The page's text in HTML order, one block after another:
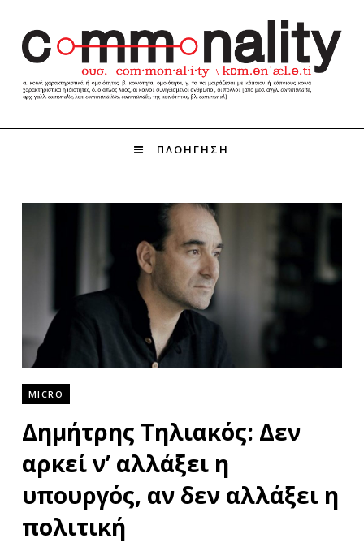
ΠΛΟΗΓΗΣΗ
MICRO
Δημήτρης Τηλιακός: Δεν
αρκεί ν’ αλλάξει η
υπουργός, αν δεν αλλάξει η
πολιτική